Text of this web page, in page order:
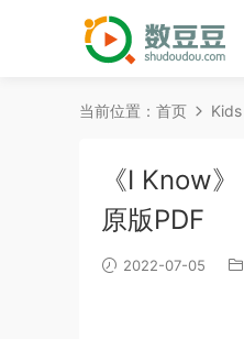
当前位置： 首页
《I Know
原版PDF
2022-07-05